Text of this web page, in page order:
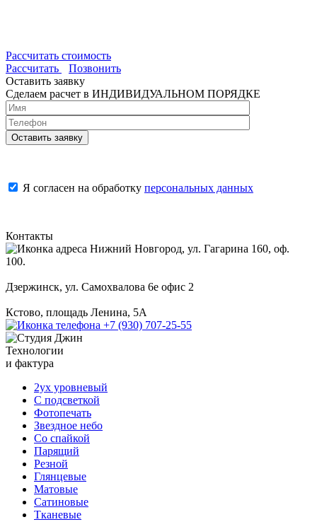
Рассчитать стоимость
Рассчитать
Позвонить
Оставить заявку
Сделаем расчет в ИНДИВИДУАЛЬНОМ ПОРЯДКЕ
Я согласен на обработку персональных данных
Контакты
Нижний Новгород, ул. Гагарина 160, оф.
100.
Дзержинск, ул. Самохвалова 6е офис 2
Кстово, площадь Ленина, 5А
+7 (930) 707-25-55
Технологии
и фактура
2ух уровневый
С подсветкой
Фотопечать
Звездное небо
Со спайкой
Парящий
Резной
Глянцевые
Матовые
Сатиновые
Тканевые